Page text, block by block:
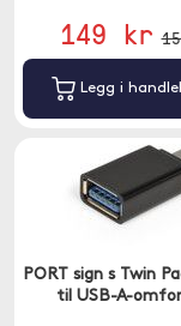
149 kr
Legg i
PORT sign s Twin
til USB-A-